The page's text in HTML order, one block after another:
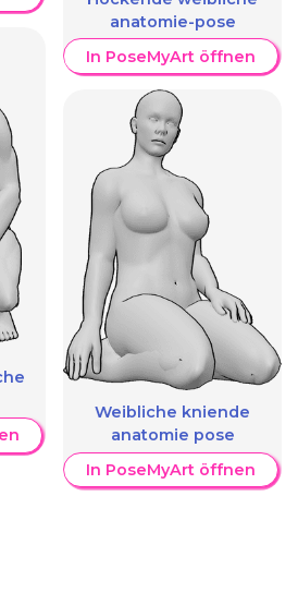
anatomie-pose
In PoseMyArt öffnen
Weibliche kniende
anatomie pose
In PoseMyArt öffnen